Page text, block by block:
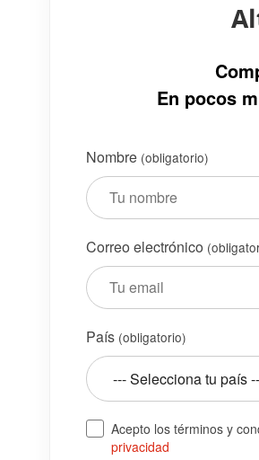
En pocos
Nombre (obligatorio)
Correo electrónico
País (obligatorio)
Acepto los términos y
privacidad